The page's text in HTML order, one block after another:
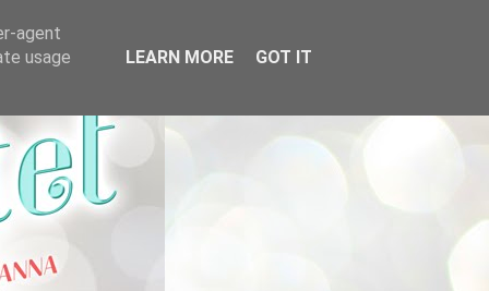
agent
usage
LEARN MORE GOT IT